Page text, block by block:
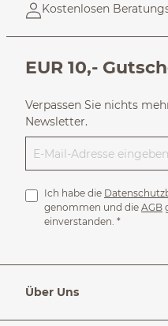
Kostenlosen
EUR 10,-
Verpassen Sie nichts
Newsletter.
Ich habe die
genommen und die AGB
einverstanden. *
Über Uns